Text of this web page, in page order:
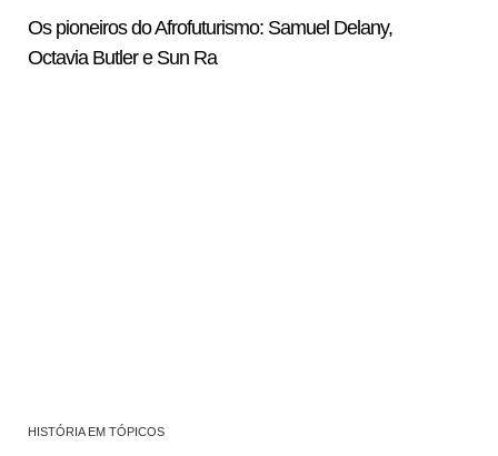
Os pioneiros do Afrofuturismo: Samuel Delany,
Octavia Butler e Sun Ra
HISTÓRIA EM TÓPICOS